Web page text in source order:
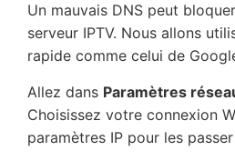
Un mauvais DNS peut
serveur IPTV. Nous allons
rapide comme celui de
Allez dans Paramètres
Choisissez votre connexion
paramètres IP pour les